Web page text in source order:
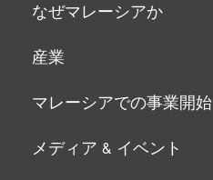
なぜマレーシアか
産業
マレーシアでの事業開始
メディア & イベント